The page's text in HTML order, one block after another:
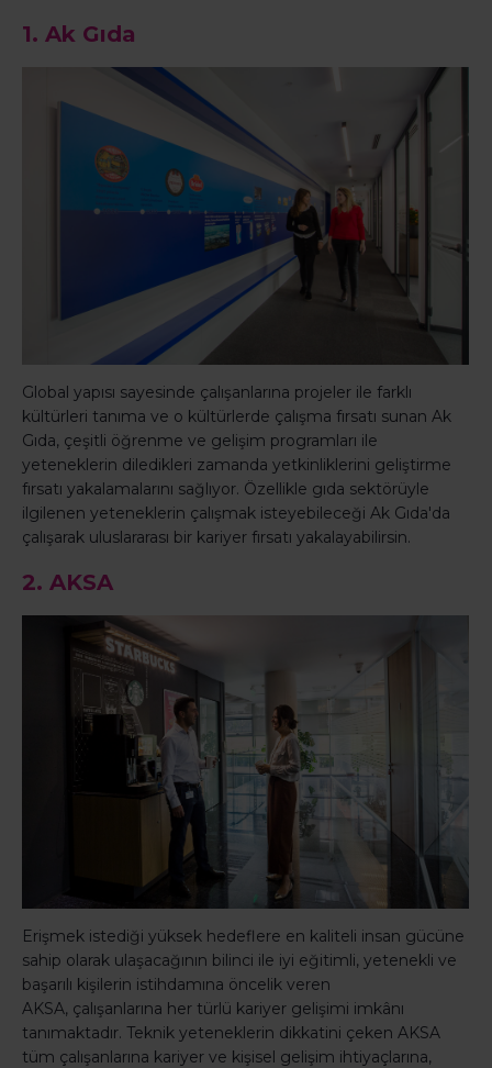
1. Ak Gıda
Global yapısı sayesinde çalışanlarına projeler ile farklı
kültürleri tanıma ve o kültürlerde çalışma fırsatı sunan Ak
Gıda, çeşitli öğrenme ve gelişim programları ile
yeteneklerin diledikleri zamanda yetkinliklerini geliştirme
fırsatı yakalamalarını sağlıyor. Özellikle gıda sektörüyle
ilgilenen yeteneklerin çalışmak isteyebileceği Ak Gıda'da
çalışarak uluslararası bir kariyer fırsatı yakalayabilirsin.
2. AKSA
Erişmek istediği yüksek hedeflere en kaliteli insan gücüne
sahip olarak ulaşacağının bilinci ile iyi eğitimli, yetenekli ve
başarılı kişilerin istihdamına öncelik veren
AKSA, çalışanlarına her türlü kariyer gelişimi imkânı
tanımaktadır. Teknik yeteneklerin dikkatini çeken AKSA
tüm çalışanlarına kariyer ve kişisel gelişim ihtiyaçlarına,